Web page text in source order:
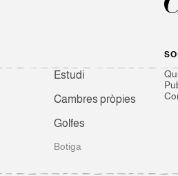
Estudi
Cambres pròpies
Golfes
Botiga